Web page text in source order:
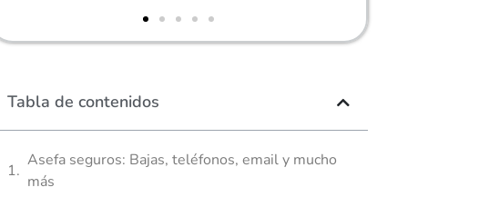
Tabla de contenidos
Asefa seguros: Bajas, teléfonos, email y mucho
más